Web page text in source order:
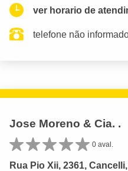
ver horario de
telefone não
Jose Moreno & Cia. .
0 aval.
Rua Pio Xii, 2361,